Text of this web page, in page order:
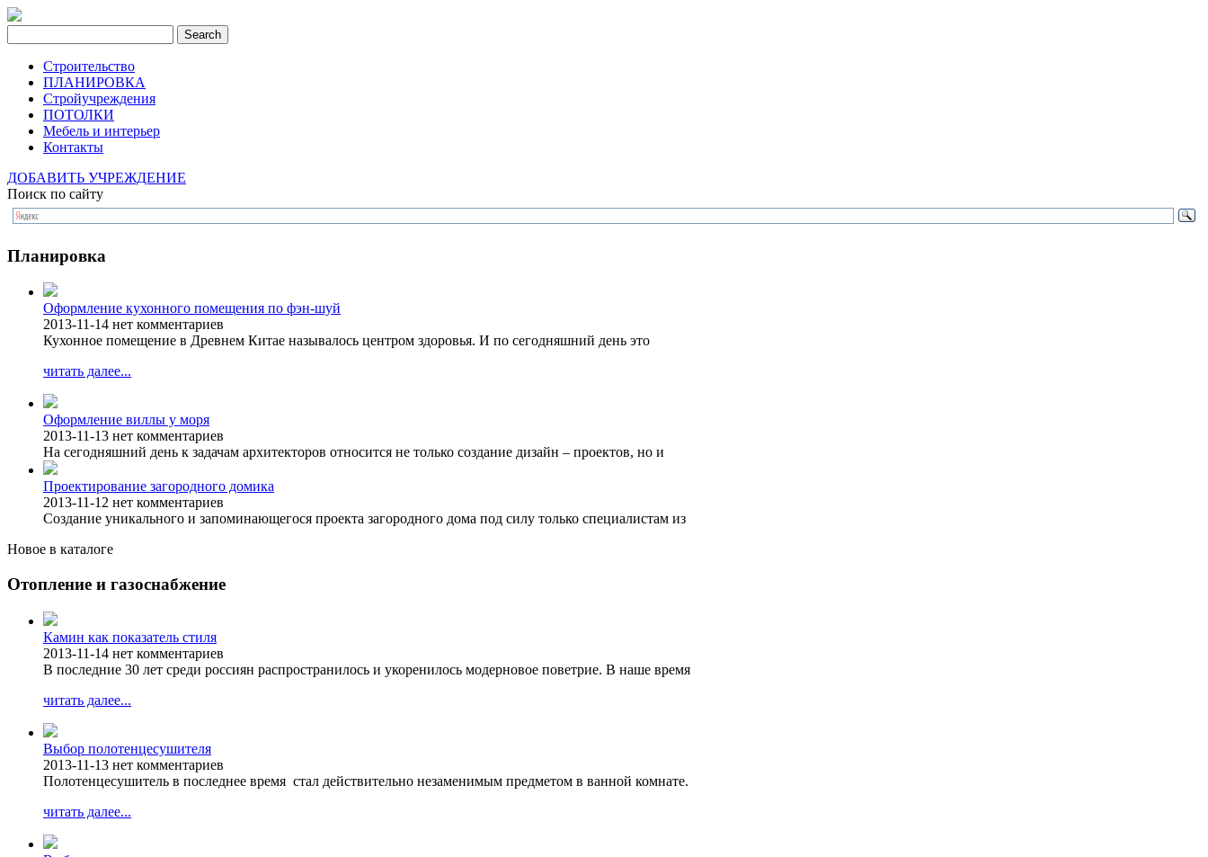
Строительство
ПЛАНИРОВКА
Стройучреждения
ПОТОЛКИ
Мебель и интерьер
Контакты
ДОБАВИТЬ УЧРЕЖДЕНИЕ
Поиск по сайту
Планировка
Оформление кухонного помещения по фэн-шуй
2013-11-14 нет комментариев
Кухонное помещение в Древнем Китае называлось центром здоровья. И по сегодняшний день это
читать далее...
Оформление виллы у моря
2013-11-13 нет комментариев
На сегодняшний день к задачам архитекторов относится не только создание дизайн – проектов, но и
Проектирование загородного домика
2013-11-12 нет комментариев
Создание уникального и запоминающегося проекта загородного дома под силу только специалистам из
Новое в каталоге
Отопление и газоснабжение
Камин как показатель стиля
2013-11-14 нет комментариев
В последние 30 лет среди россиян распространилось и укоренилось модерновое поветрие. В наше время
читать далее...
Выбор полотенцесушителя
2013-11-13 нет комментариев
Полотенцесушитель в последнее время стал действительно незаменимым предметом в ванной комнате.
читать далее...